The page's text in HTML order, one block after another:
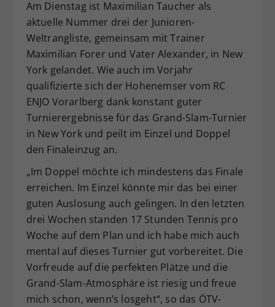
Am Dienstag ist Maximilian Taucher als
aktuelle Nummer drei der Junioren-
Weltrangliste, gemeinsam mit Trainer
Maximilian Forer und Vater Alexander, in New
York gelandet. Wie auch im Vorjahr
qualifizierte sich der Hohenemser vom RC
ENJO Vorarlberg dank konstant guter
Turnierergebnisse für das Grand-Slam-Turnier
in New York und peilt im Einzel und Doppel
den Finaleinzug an.
„Im Doppel möchte ich mindestens das Finale
erreichen. Im Einzel könnte mir das bei einer
guten Auslosung auch gelingen. In den letzten
drei Wochen standen 17 Stunden Tennis pro
Woche auf dem Plan und ich habe mich auch
mental auf dieses Turnier gut vorbereitet. Die
Vorfreude auf die perfekten Plätze und die
Grand-Slam-Atmosphäre ist riesig und freue
mich schon, wenn’s losgeht“, so das ÖTV-
Zweck
Dieser Wert speichert Ihre Consent-
Einstellungen. Unter anderem eine
zufällig generierte ID, für die
historische Speicherung Ihrer
vorgenommen Einstellungen, falls der
Webseiten-Betreiber dies eingestellt